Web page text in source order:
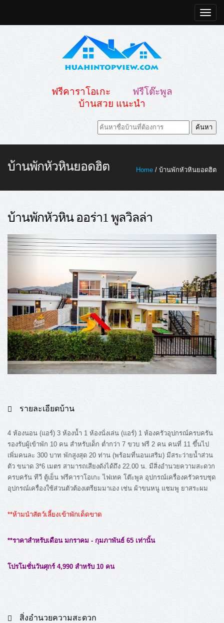
Toggle
ฟรีคาราโอเกะ
ฟรีโต๊ะพูล
บ้านสวย แนะนำ
Home / บ้านพักหัวหินยอดฮิต
บ้านพักหัวหินยอดฮิต
บ้านพักหัวหิน ออร่า1 พูลวิลล่า
รายละเอียดบ้าน
4 ห้องนอน (แอร์) 3 ห้องน้ำ 1 ห้องนั่งเล่น (แอร์) 1 ห้องครัวอุปกรณ์ครบครัน
รองรับผู้เข้าพัก 10 คน สำหรับเด็ก ต่ำกว่า 7 ขวบ ฟรี 2 คน คนที่ 11 ขึ้นไป
เพิ่มคนละ 300 บาท พักสูงสุด 20 ท่าน (พร้อมที่นอนเสริม) มีสระว่ายน้ำส่วน
ตัว ขนาด 3*6 เมตร สามารถเสียงดังได้ถึง 22.00 น. มีสิ่งอำนวยความสะดวก
ครบครัน ทีวี ตู้เย็น ฟรีคาราโอเกะ ไฟเทค โต๊ะพูล อุปกรณ์เครื่องครัวครบชุด
อุปกรณ์เครื่องใช้ส่วนตัวต้องเตรียมมาเอง เช่น ผ้าขนหนู แชมพู ยาสระผม
**ห้ามนำสัตว์เลี้ยงเข้าพักเด็ดขาด
**ราคาสำหรับเดือน มกราคม - กุมภาพันธ์ 65 เท่านั้น
โปรโมชั่นวันศุกร์ 4,990 สำหรับ 10 คน
สิ่งอำนวยความสะดวก